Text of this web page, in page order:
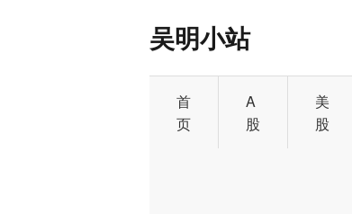
吴明小站
首
页
A
股
美
股